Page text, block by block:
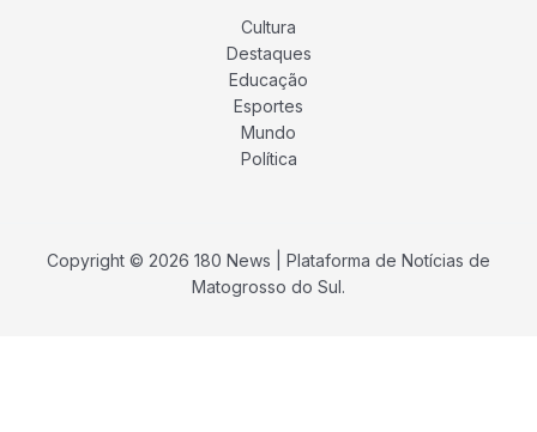
Cultura
Destaques
Educação
Esportes
Mundo
Política
Copyright © 2026 180 News | Plataforma de Notícias de
Matogrosso do Sul.